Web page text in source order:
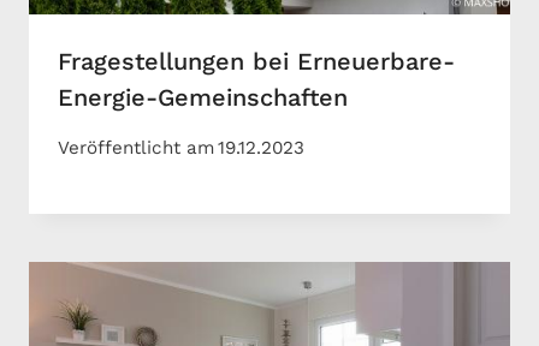
Fragestellungen bei Erneuerbare-
Energie-Gemeinschaften
Veröffentlicht am19.12.2023